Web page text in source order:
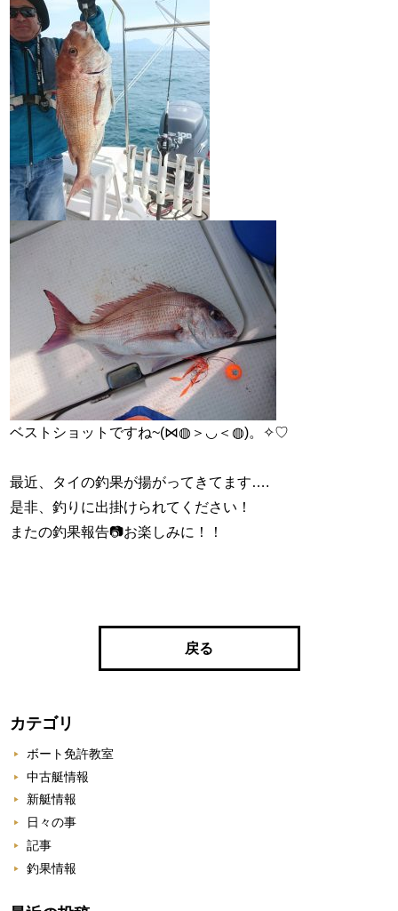
ベストショットですね~(⋈◍＞◡＜◍)。✧♡
最近、タイの釣果が揚がってきてます….
是非、釣りに出掛けられてください！
またの釣果報告📷お楽しみに！！
戻る
カテゴリ
ボート免許教室
中古艇情報
新艇情報
日々の事
記事
釣果情報